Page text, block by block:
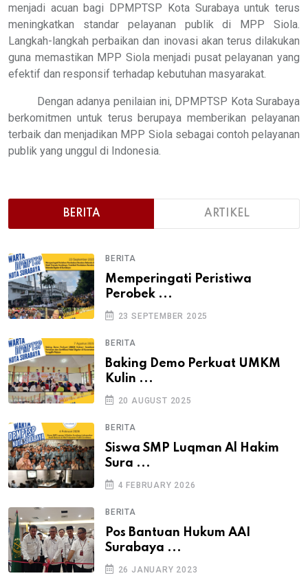
menjadi acuan bagi DPMPTSP Kota Surabaya untuk terus
meningkatkan standar pelayanan publik di MPP Siola.
Langkah-langkah perbaikan dan inovasi akan terus dilakukan
guna memastikan MPP Siola menjadi pusat pelayanan yang
efektif dan responsif terhadap kebutuhan masyarakat.
Dengan adanya penilaian ini, DPMPTSP Kota Surabaya
berkomitmen untuk terus berupaya memberikan pelayanan
terbaik dan menjadikan MPP Siola sebagai contoh pelayanan
publik yang unggul di Indonesia.
BERITA ARTIKEL
BERITA
Memperingati Peristiwa
Perobek ...
23 SEPTEMBER 2025
BERITA
Baking Demo Perkuat UMKM
Kulin ...
20 AUGUST 2025
BERITA
Siswa SMP Luqman Al Hakim
Sura ...
4 FEBRUARY 2026
BERITA
Pos Bantuan Hukum AAI
Surabaya ...
26 JANUARY 2023